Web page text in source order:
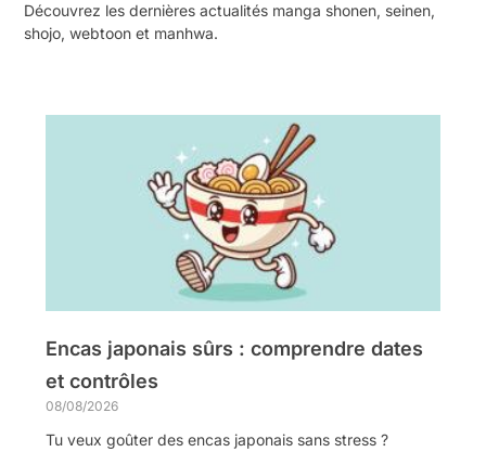
Découvrez les dernières actualités manga shonen, seinen,
shojo, webtoon et manhwa.
Encas japonais sûrs : comprendre dates
et contrôles
08/08/2026
Tu veux goûter des encas japonais sans stress ?